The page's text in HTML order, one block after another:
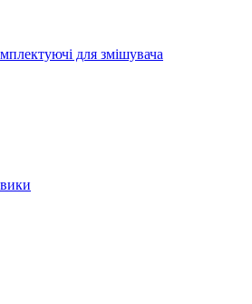
для змішувача